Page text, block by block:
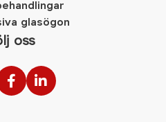
glasögon
oss